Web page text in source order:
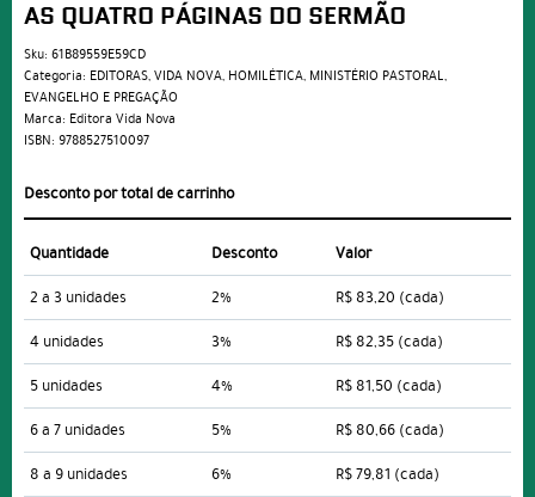
AS QUATRO PÁGINAS DO SERMÃO
Sku: 61B89559E59CD
Categoria: EDITORAS,VIDA NOVA, HOMILÉTICA, MINISTÉRIO PASTORAL,
EVANGELHO E PREGAÇÃO
Marca: Editora Vida Nova
ISBN: 9788527510097
Desconto por total de carrinho
Quantidade Desconto
Valor
2 a 3 unidades
2% R$ 83,20 (cada)
4 unidades
3% R$ 82,35 (cada)
5 unidades
4% R$ 81,50 (cada)
6 a 7 unidades
5% R$ 80,66 (cada)
8 a 9 unidades
6% R$ 79,81 (cada)